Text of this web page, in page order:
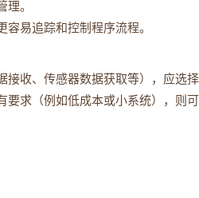
理。
易追踪和控制程序流程。
接收、传感器数据获取等），应选择
要求（例如低成本或小系统），则